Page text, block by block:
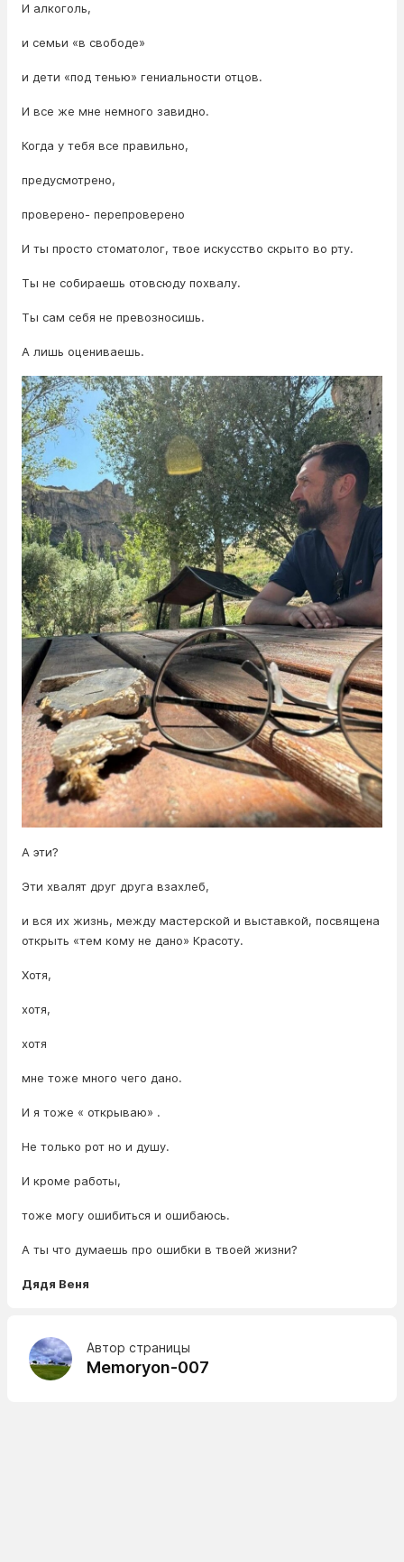
И алкоголь,
и семьи «в свободе»
и дети «под тенью» гениальности отцов.
И все же мне немного завидно.
Когда у тебя все правильно,
предусмотрено,
проверено- перепроверено
И ты просто стоматолог, твое искусство скрыто во рту.
Ты не собираешь отовсюду похвалу.
Ты сам себя не превозносишь.
А лишь оцениваешь.
А эти?
Эти хвалят друг друга взахлеб,
и вся их жизнь, между мастерской и выставкой, посвящена
открыть «тем кому не дано» Красоту.
Хотя,
хотя,
хотя
мне тоже много чего дано.
И я тоже « открываю» .
Не только рот но и душу.
И кроме работы,
тоже могу ошибиться и ошибаюсь.
А ты что думаешь про ошибки в твоей жизни?
Дядя Веня
Автор страницы
Memoryon-007